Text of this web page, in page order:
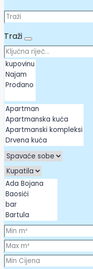
Traži